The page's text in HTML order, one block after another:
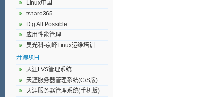
Linux中国
tshare365
Dig All Possible
应用性能管理
吴光科-京峰Linux运维培训
开源项目
天涯LVS管理系统
天涯服务器管理系统(C/S版)
天涯服务器管理系统(手机版)